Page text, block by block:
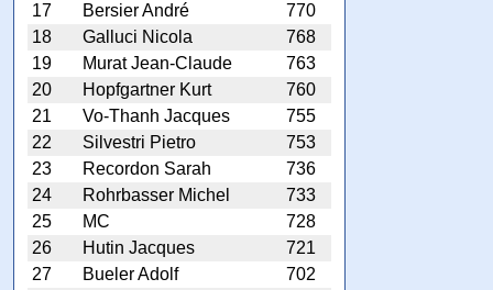
17
Bersier André
770
18
Galluci Nicola
768
19
Murat Jean-Claude
763
20
Hopfgartner Kurt
760
21
Vo-Thanh Jacques
755
22
Silvestri Pietro
753
23
Recordon Sarah
736
24
Rohrbasser Michel
733
25
MC
728
26
Hutin Jacques
721
27
Bueler Adolf
702